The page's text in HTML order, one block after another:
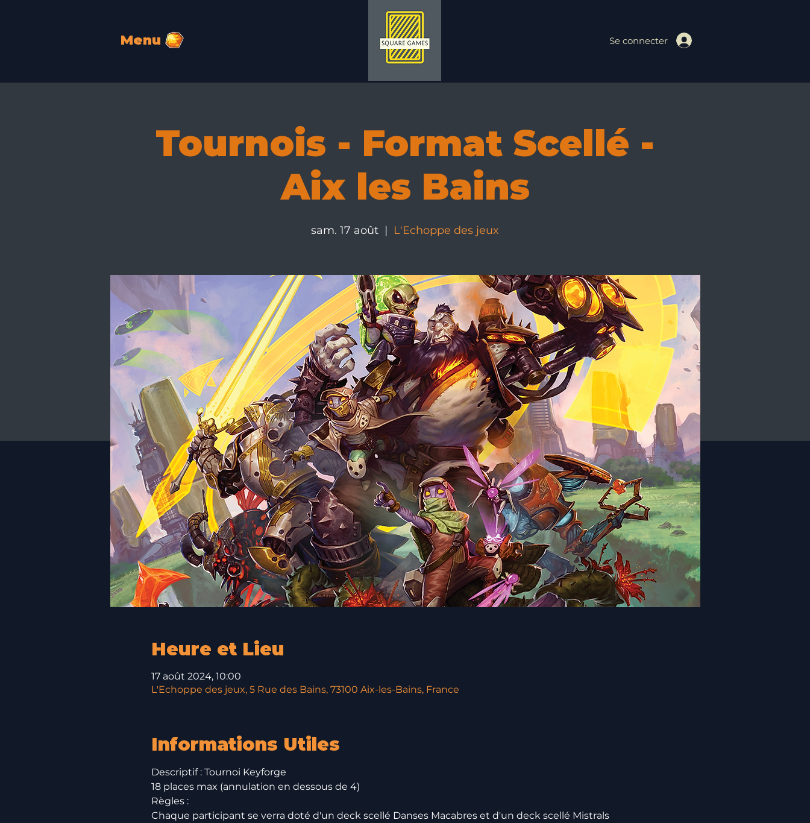
Menu Se connecter
Tournois - Format Scellé -
Aix les Bains
sam. 17 août
  |
L'Echoppe des jeux
Heure et Lieu
17 août 2024, 10:00
L'Echoppe des jeux, 5 Rue des Bains, 73100 Aix-les-Bains, France
Informations Utiles
Descriptif : Tournoi Keyforge
18 places max (annulation en dessous de 4)
Règles :
Chaque participant se verra doté d'un deck scellé Danses Macabres et d'un deck scellé Mistrals